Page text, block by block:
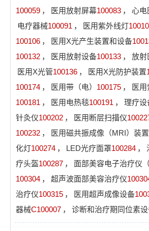
100059 ， 医用放射屏幕100083 ， 心电
电疗器械100091 ， 医用紫外线灯
100106 ， 医用X光产生装置和设备
100132 ， 医用放射设备100133 ， 放射
医用X光管100136 ， 医用X光防护装置
100174 ， 医用带（电） 100175 ，
医
100181 ， 医用电热毯100191 ， 理疗设
针灸仪100202 ， 医用断层扫描仪
100232 ， 医用磁共振成像（MRI）装置
化灯100274 ， LED光疗面罩100284 ，
疗头盔100287 ，
面部美容电子治疗仪
100304 ， 超声波面部美容治疗仪
治疗仪100315 ， 医用超声成像设备
器械C100007 ， 诊断和治疗期同位素